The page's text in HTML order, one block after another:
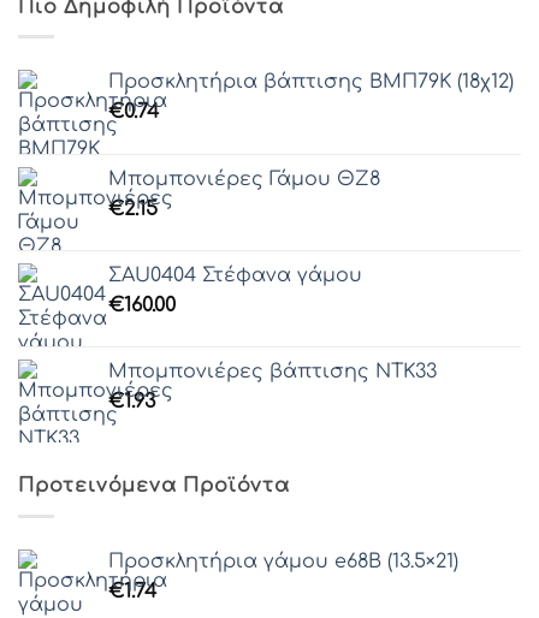
Γραμματοσειρά 45
Γραμματοσειρά 46
Γραμματοσειρά 47
Γραμματοσειρά 48
Γραμματοσειρά 49
Γραμματοσειρά 50
Γραμματοσειρά 52
Πιο Δημοφιλή Προϊόντα
Προσκλητήρια βάπτισης ΒΜΠ79Κ (18χ12)
€0.74
Μπομπονιέρες Γάμου ΘΖ8
€2.15
ΣAU0404 Στέφανα γάμου
€160.00
Μπομπονιέρες βάπτισης ΝΤΚ33
€1.93
Προτεινόμενα Προϊόντα
Προσκλητήρια γάμου e68Β (13.5×21)
€1.74